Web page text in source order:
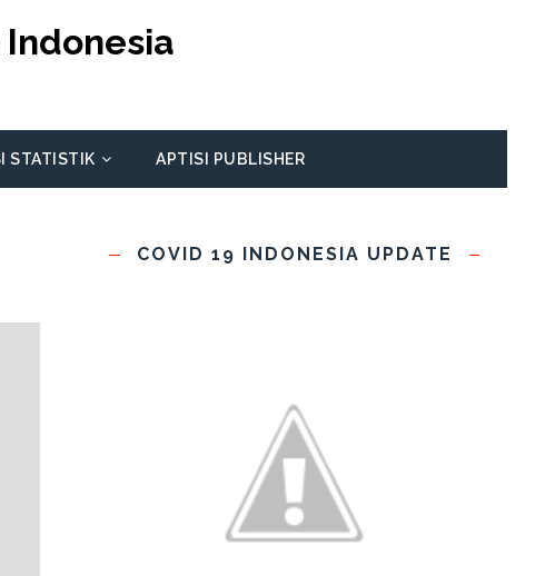
STATISTIK APTISI PUBLISHER
COVID 19 INDONESIA UPDATE